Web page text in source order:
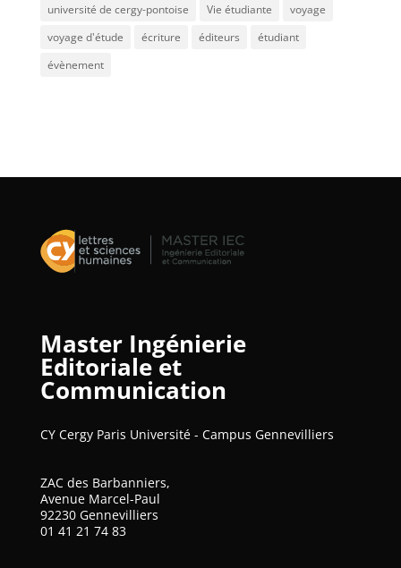
université de cergy-pontoise
Vie étudiante
voyage
voyage d'étude
écriture éditeurs
étudiant
évènement
Master Ingénierie
Editoriale et
Communication
CY Cergy Paris Université - Campus Gennevilliers
ZAC des Barbanniers,
Avenue Marcel-Paul
92230 Gennevilliers
01 41 21 74 83